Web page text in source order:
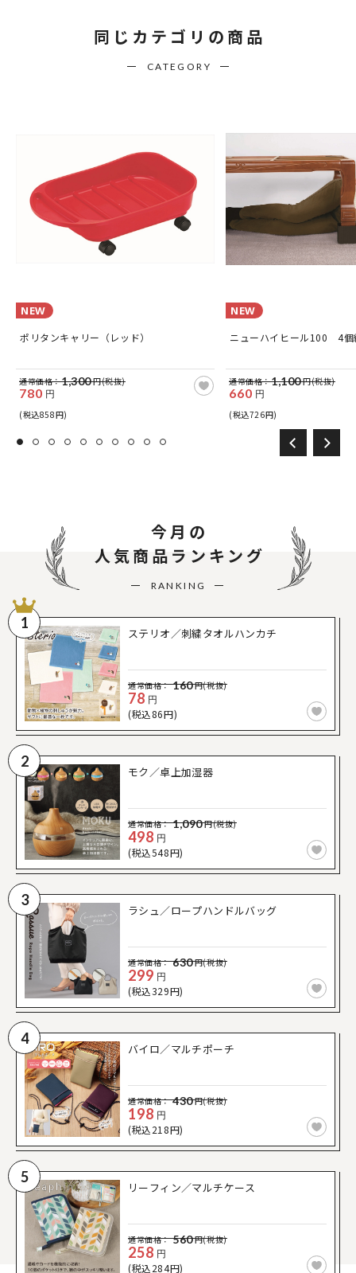
同じカテゴリの商品
CATEGORY
NEW
ポリタンキャリー（レッド）
通常価格：1,300円(税抜)
780 円
(税込858円)
NEW
ニューハイヒール100 4個
通常価格：1,100円(税抜)
660 円
(税込726円)
今月の
人気商品ランキング
RANKING
1
ステリオ／刺繍タオルハンカチ
通常価格： 160円(税抜)
78 円
(税込86円)
2
モク／卓上加湿器
通常価格： 1,090円(税抜)
498 円
(税込548円)
3
ラシュ／ロープハンドルバッグ
通常価格： 630円(税抜)
299 円
(税込329円)
4
バイロ／マルチポーチ
通常価格： 430円(税抜)
198 円
(税込218円)
5
リーフィン／マルチケース
通常価格： 560円(税抜)
258 円
(税込284円)